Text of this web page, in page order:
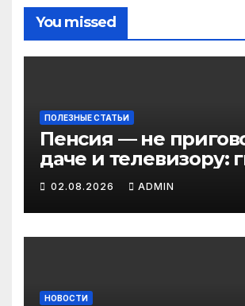
You missed
ПОЛЕЗНЫЕ СТАТЬИ
Пенсия — не
даче и телевизору:
льготам для
пенсионеров в 2026
02.08.2026 ADMIN
НОВОСТИ